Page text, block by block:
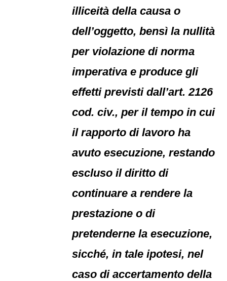
illiceità della causa o
dell’oggetto, bensì la nullità
per violazione di norma
imperativa e produce gli
effetti previsti dall’art. 2126
cod. civ., per il tempo in cui
il rapporto di lavoro ha
avuto esecuzione, restando
escluso il diritto di
continuare a rendere la
prestazione o di
pretenderne la esecuzione,
sicché, in tale ipotesi, nel
caso di accertamento della